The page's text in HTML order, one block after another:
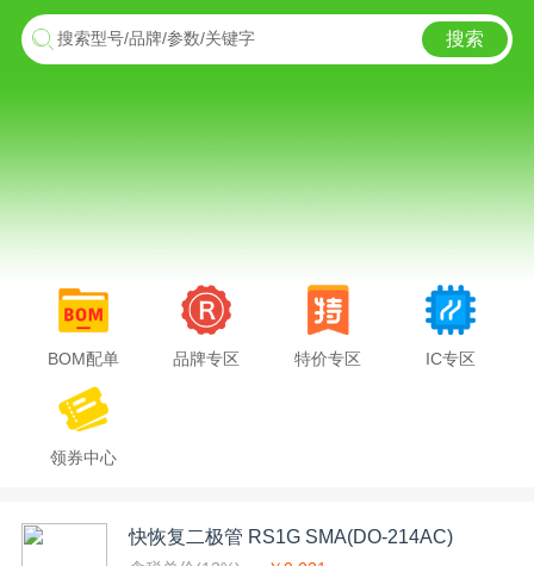
搜索型号/品牌/参数/关键字 搜索
BOM配单 品牌专区 特价专区 IC专区
领券中心
快恢复二极管 RS1G SMA(DO-214AC)